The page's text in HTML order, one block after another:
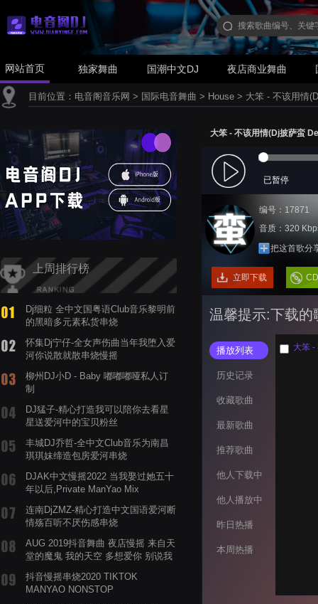
网站首页 独家舞曲 国潮中文DJ 夜店商业舞曲
目前位置： 电音阁音乐网 > 国际电音舞曲 > House > 大笨 - 不该用情
上周排行榜
Dj细粒 全中文国粤语Club音乐黎明前
的黑暗多元素私货串烧
怀集Dj宁仔-全女声伤曲当年我堕入爱
河你说散就散串烧慢摇
柳州DJ小D - Baby 嘟嘟嘟哑私人订
制
DJ猛子-精心打造我可以陪你去看星
星送爱河中的宝贝粉丝
丰城DJ乔哲-全中文Club音乐为南昌
琪琪妹缔造包房爱河串烧
DJAK中文慢摇2022 当我娶过她五十
年以后,Private ManYao Mix
连南DjZMZ-精心打造中文国语爱河断
情殇百听不厌伤感串烧
AUG 2019抖音舞曲 夜店慢摇 来自天
堂的魔鬼 我的天空 多想爱你 别说我
抖音慢摇串烧2020 TIKTOK
MANYAO NONSTOP
大笨 - 不该用情(Dj披萨蛮
已暂停
编号：17871
音质：320
把这首歌分
立即下载
温馨提示:下载的
播放列表
历史记录
收藏歌曲
最新歌曲
推荐歌曲
他人下载中
他人播放中
昨日热播
本周热播
大笨